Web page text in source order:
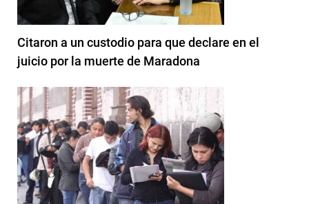
Citaron a un custodio para que declare en el
juicio por la muerte de Maradona